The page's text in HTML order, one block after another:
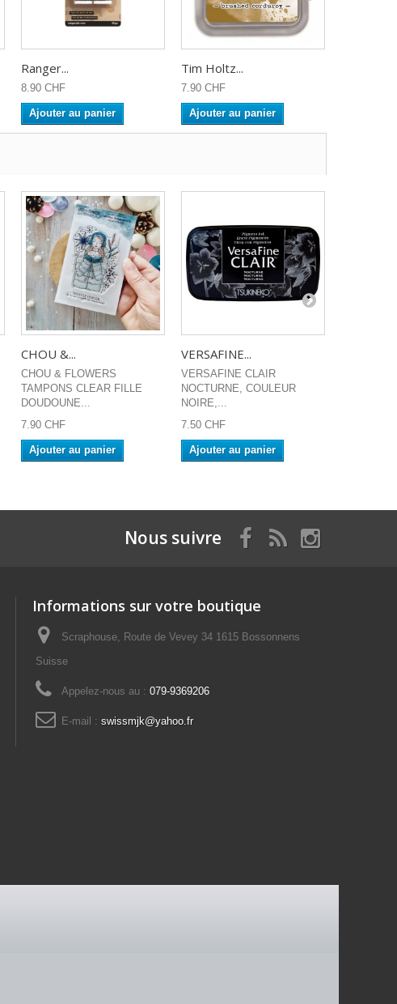
Ranger...
8.90 CHF
Ajouter au panier
Tim Holtz...
7.90 CHF
Ajouter au panier
CHOU &...
CHOU & FLOWERS
TAMPONS CLEAR FILLE
DOUDOUNE...
7.90 CHF
Ajouter au panier
VERSAFINE...
VERSAFINE CLAIR
NOCTURNE, COULEUR
NOIRE,...
7.50 CHF
Ajouter au panier
Nous suivre
Informations sur votre boutique
Scraphouse, Route de Vevey 34 1615 Bossonnens
Suisse
Appelez-nous au : 079-9369206
E-mail : swissmjk@yahoo.fr